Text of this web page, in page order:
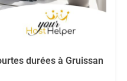
durées à Gruissan